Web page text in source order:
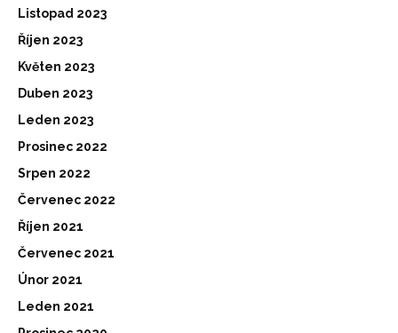
Listopad 2023
Říjen 2023
Květen 2023
Duben 2023
Leden 2023
Prosinec 2022
Srpen 2022
Červenec 2022
Říjen 2021
Červenec 2021
Únor 2021
Leden 2021